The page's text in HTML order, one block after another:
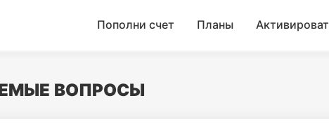
Пополни счет Планы
ВОПРОСЫ